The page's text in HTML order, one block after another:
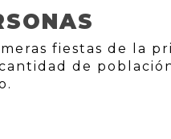
fiestas de la
de